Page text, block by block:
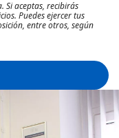
Si aceptas, recibirás
Puedes ejercer tus
entre otros, según